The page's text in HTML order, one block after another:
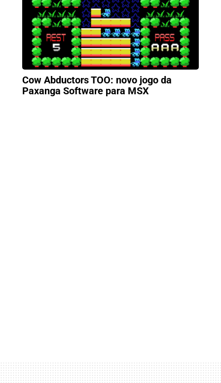
Cow Abductors TOO: novo jogo da
Paxanga Software para MSX